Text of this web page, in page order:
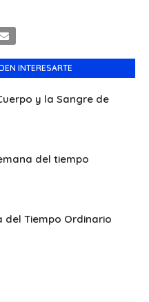
INTERESARTE
y la Sangre de
del tiempo
del Tiempo Ordinario